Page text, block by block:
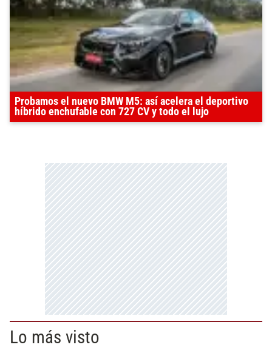
Probamos el nuevo BMW M5: así acelera el deportivo
híbrido enchufable con 727 CV y todo el lujo
Lo más visto